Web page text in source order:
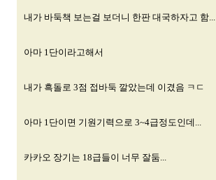
내가 바둑책 보는걸 보더니 한판 대국하자고 함...
아마 1단이라고해서
내가 흑돌로 3점 접바둑 깔았는데 이겼음 ㅋㄷ
아마 1단이면 기원기력으로 3~4급정도인데...
카카오 장기는 18급들이 너무 잘둠...